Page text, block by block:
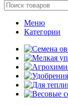
Меню
Категории